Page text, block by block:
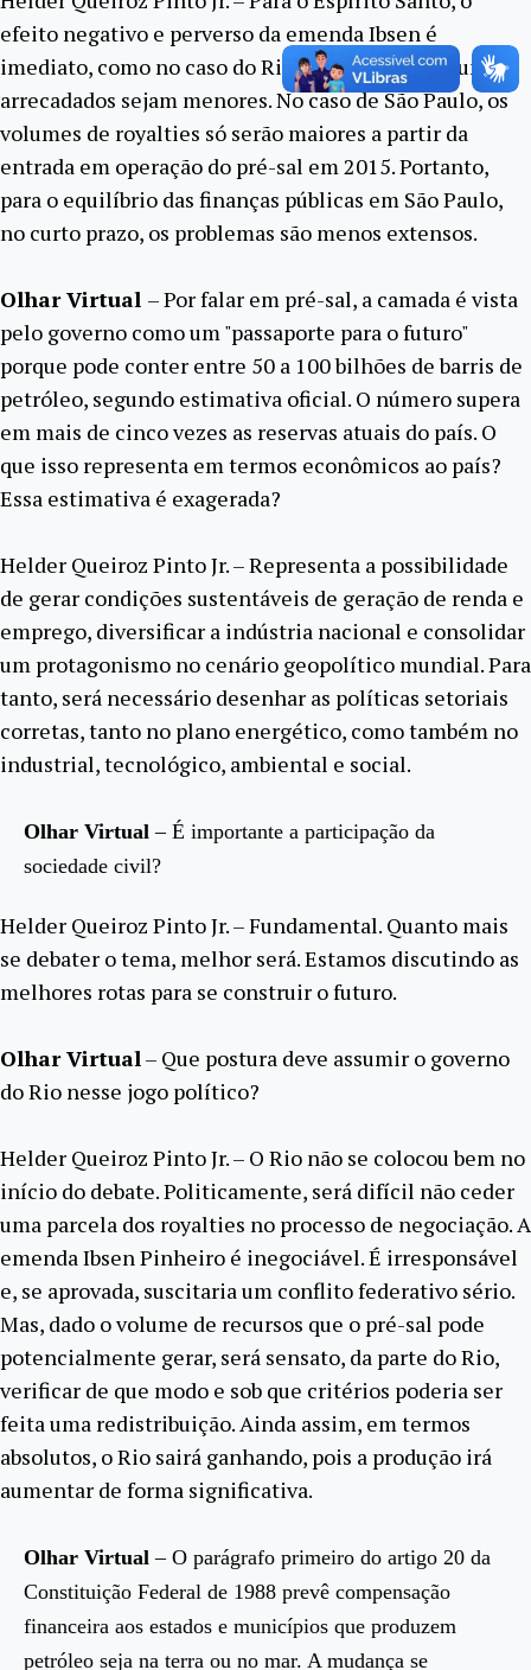
efeito negativo e perverso da emenda Ibsen é
imediato, como no caso do Rio, ainda que os volumes
arrecadados sejam menores. No caso de São Paulo, os
volumes de royalties só serão maiores a partir da
entrada em operação do pré-sal em 2015. Portanto,
para o equilíbrio das finanças públicas em São Paulo,
no curto prazo, os problemas são menos extensos.
Olhar Virtual – Por falar em pré-sal, a camada é vista
pelo governo como um "passaporte para o futuro"
porque pode conter entre 50 a 100 bilhões de barris de
petróleo, segundo estimativa oficial. O número supera
em mais de cinco vezes as reservas atuais do país. O
que isso representa em termos econômicos ao país?
Essa estimativa é exagerada?
Helder Queiroz Pinto Jr. – Representa a possibilidade
de gerar condições sustentáveis de geração de renda e
emprego, diversificar a indústria nacional e consolidar
um protagonismo no cenário geopolítico mundial. Para
tanto, será necessário desenhar as políticas setoriais
corretas, tanto no plano energético, como também no
industrial, tecnológico, ambiental e social.
Olhar Virtual– É importante a participação da
sociedade civil?
Helder Queiroz Pinto Jr. – Fundamental. Quanto mais
se debater o tema, melhor será. Estamos discutindo as
melhores rotas para se construir o futuro.
Olhar Virtual– Que postura deve assumir o governo
do Rio nesse jogo político?
Helder Queiroz Pinto Jr. – O Rio não se colocou bem no
início do debate. Politicamente, será difícil não ceder
uma parcela dos royalties no processo de negociação. A
emenda Ibsen Pinheiro é inegociável. É irresponsável
e, se aprovada, suscitaria um conflito federativo sério.
Mas, dado o volume de recursos que o pré-sal pode
potencialmente gerar, será sensato, da parte do Rio,
verificar de que modo e sob que critérios poderia ser
feita uma redistribuição. Ainda assim, em termos
absolutos, o Rio sairá ganhando, pois a produção irá
aumentar de forma significativa.
Olhar Virtual – O parágrafo primeiro do artigo 20 da
Constituição Federal de 1988 prevê compensação
financeira aos estados e municípios que produzem
petróleo seja na terra ou no mar. A mudança se